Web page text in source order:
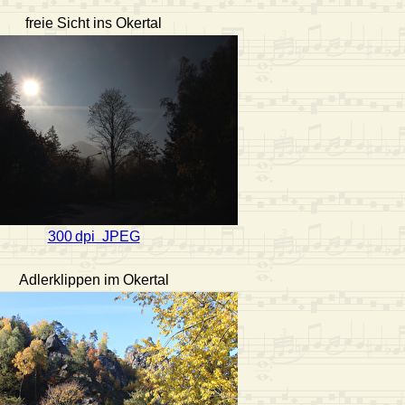
freie Sicht ins Okertal
300 dpi JPEG
Adlerklippen im Okertal